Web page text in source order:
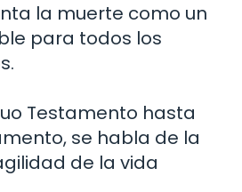
la muerte como un
para todos los
Testamento hasta
se habla de la
de la vida